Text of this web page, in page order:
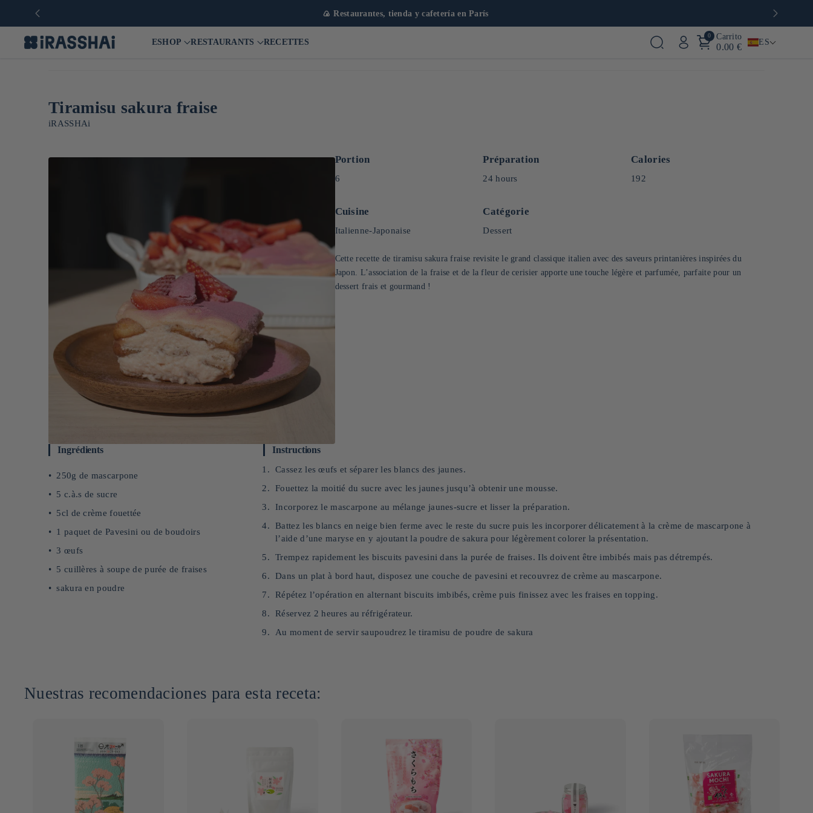
🍙 Restaurantes, tienda y cafetería en París
ESHOP RESTAURANTS RECETTES
0 Carrito
0.00 € ES
Tiramisu sakura fraise
iRASSHAi
Portion
6
Préparation
24 hours
Calories
192
Cuisine
Italienne-Japonaise
Catégorie
Dessert
Cette recette de tiramisu sakura fraise revisite le grand classique italien avec des saveurs printanières inspirées du
Japon. L’association de la fraise et de la fleur de cerisier apporte une touche légère et parfumée, parfaite pour un
dessert frais et gourmand !
Ingrédients
250g de mascarpone
5 c.à.s de sucre
5cl de crème fouettée
1 paquet de Pavesini ou de boudoirs
3 œufs
5 cuillères à soupe de purée de fraises
sakura en poudre
Instructions
Cassez les œufs et séparer les blancs des jaunes.
Fouettez la moitié du sucre avec les jaunes jusqu’à obtenir une mousse.
Incorporez le mascarpone au mélange jaunes-sucre et lisser la préparation.
Battez les blancs en neige bien ferme avec le reste du sucre puis les incorporer délicatement à la crème de mascarpone à
l’aide d’une maryse en y ajoutant la poudre de sakura pour légèrement colorer la présentation.
Trempez rapidement les biscuits pavesini dans la purée de fraises. Ils doivent être imbibés mais pas détrempés.
Dans un plat à bord haut, disposez une couche de pavesini et recouvrez de crème au mascarpone.
Répétez l’opération en alternant biscuits imbibés, crème puis finissez avec les fraises en topping.
Réservez 2 heures au réfrigérateur.
Au moment de servir saupoudrez le tiramisu de poudre de sakura
Nuestras recomendaciones para esta receta: